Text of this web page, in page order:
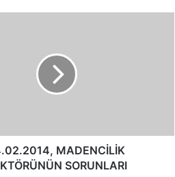
MADENCİLİK
SORUNLARI